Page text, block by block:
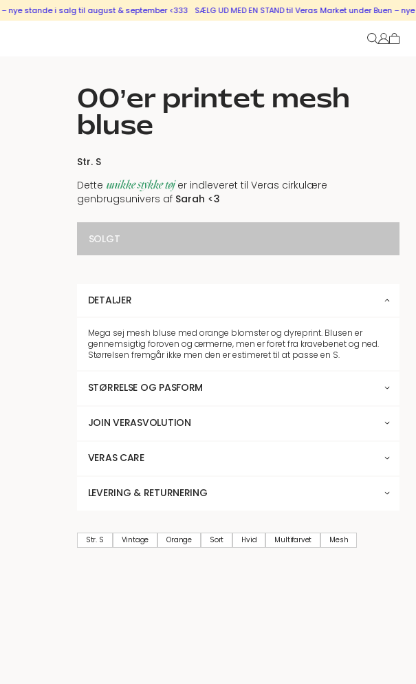
i salg til august & september <333 SÆLG UD MED EN STAND til Veras Market under Buen – nye
00’er printet mesh
bluse
Str. S
Dette unikke stykke tøjer indleveret til Veras cirkulære
genbrugsunivers af Sarah <3
SOLGT
DETALJER
Mega sej mesh bluse med orange blomster og dyreprint. Blusen er
gennemsigtig foroven og ærmerne, men er foret fra kravebenet og ned.
Størrelsen fremgår ikke men den er estimeret til at passe en S.
STØRRELSE OG PASFORM
JOIN VERASVOLUTION
VERAS CARE
LEVERING & RETURNERING
Str. S Vintage Orange Sort Hvid Multifarvet Mesh